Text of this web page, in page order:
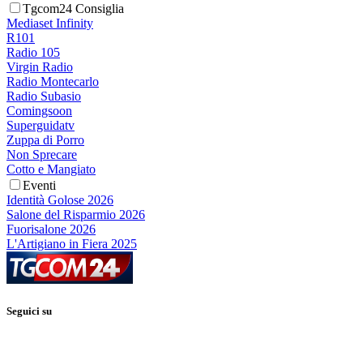
Tgcom24 Consiglia
Mediaset Infinity
R101
Radio 105
Virgin Radio
Radio Montecarlo
Radio Subasio
Comingsoon
Superguidatv
Zuppa di Porro
Non Sprecare
Cotto e Mangiato
Eventi
Identità Golose 2026
Salone del Risparmio 2026
Fuorisalone 2026
L'Artigiano in Fiera 2025
Seguici su